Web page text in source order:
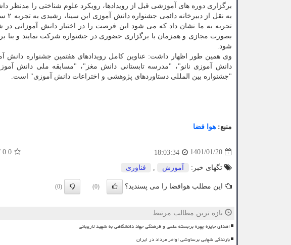
برگزاری دوره های آموزشی قبل از رویدادها، رویکرد علوم شناختی را مدنظر
به
تجربه به ما نشان داد که می شود این فرصت را در اختیار دانش آموزانی در
بصورت مجازی و همزمان با برگزاری حضوری در جشنواره شرکت نمایند و بنا
شود.
وی همین طور اظهار داشت: عناوین کامل رویدادهای هفتمین جشنواره دانش
دانش آموزی نانو"، "مدرسه تابستانی دانش مغز"، "مسابقه ملی دانش
"جشنواره بین المللی دستاوردهای پژوهشی و اختراعات دانش آموزی" است.
منبع: هوا فضا
1401/01/20
18:03:34
0.0
تگهای خبر: آموزش فناوری
این مطلب هوافضا را می پسندید؟ (0)
(0)
تازه ترین مطالب مرتبط
اهدای جایزه چهره برجسته علمی و فرهنگی جهاد دانشگاهی به شهید لاریجانی
بارندگی شهابی برساوشی اواخر مرداد در ایران